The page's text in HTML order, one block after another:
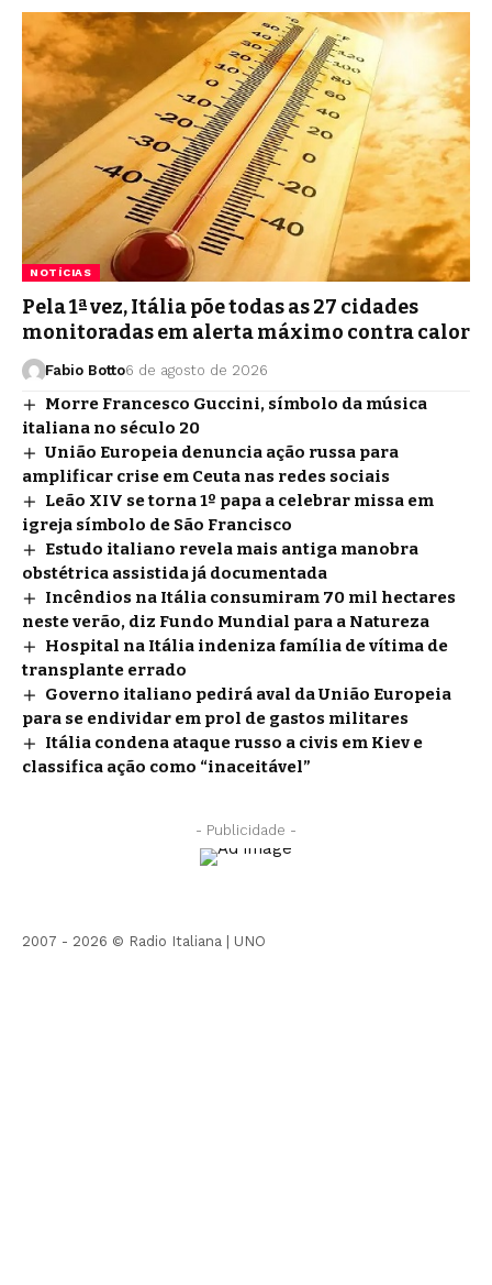
NOTÍCIAS
Pela 1ª vez, Itália põe todas as 27 cidades
monitoradas em alerta máximo contra calor
Fabio Botto6 de agosto de 2026
Morre Francesco Guccini, símbolo da música
italiana no século 20
União Europeia denuncia ação russa para
amplificar crise em Ceuta nas redes sociais
Leão XIV se torna 1º papa a celebrar missa em
igreja símbolo de São Francisco
Estudo italiano revela mais antiga manobra
obstétrica assistida já documentada
Incêndios na Itália consumiram 70 mil hectares
neste verão, diz Fundo Mundial para a Natureza
Hospital na Itália indeniza família de vítima de
transplante errado
Governo italiano pedirá aval da União Europeia
para se endividar em prol de gastos militares
Itália condena ataque russo a civis em Kiev e
classifica ação como “inaceitável”
- Publicidade -
2007 - 2026 © Radio Italiana | UNO